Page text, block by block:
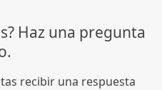
Haz una pregunta
recibir una respuesta